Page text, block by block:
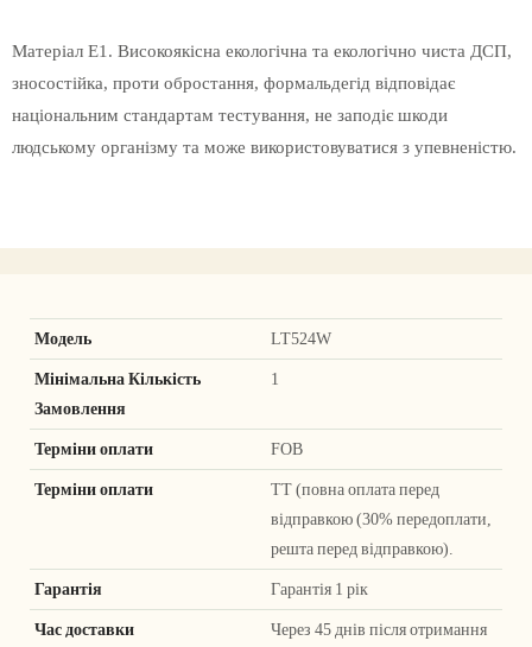
Матеріал E1. Високоякісна екологічна та екологічно чиста ДСП,
зносостійка, проти обростання, формальдегід відповідає
національним стандартам тестування, не заподіє шкоди
людському організму та може використовуватися з упевненістю.
Модель LT524W
Мінімальна Кількість
Замовлення
1
Терміни оплати FOB
Терміни оплати
ТТ (повна оплата перед
відправкою (30% передоплати,
решта перед відправкою).
Гарантія Гарантія 1 рік
Час доставки
Через 45 днів після отримання